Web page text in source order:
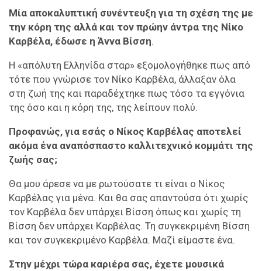
Μία αποκαλυπτική συνέντευξη για τη σχέση της με
την κόρη της αλλά και τον πρώην άντρα της Νίκο
Καρβέλα, έδωσε η Άννα Βίσση.
Η «απόλυτη Ελληνίδα σταρ» εξομολογήθηκε πως από
τότε που γνώρισε τον Νίκο Καρβέλα, άλλαξαν όλα
στη ζωή της και παραδέχτηκε πως τόσο τα εγγόνια
της όσο και η κόρη της, της λείπουν πολύ.
Προφανώς, για εσάς ο Νίκος Καρβέλας αποτελεί
ακόμα ένα αναπόσπαστο καλλιτεχνικό κομμάτι της
ζωής σας;
Θα μου άρεσε να με ρωτούσατε τι είναι ο Νίκος
Καρβέλας για μένα. Και θα σας απαντούσα ότι χωρίς
τον Καρβέλα δεν υπάρχει Βίσση όπως και χωρίς τη
Βίσση δεν υπάρχει Καρβέλας. Τη συγκεκριμένη Βίσση
και τον συγκεκριμένο Καρβέλα. Μαζί είμαστε ένα.
Στην μέχρι τώρα καριέρα σας, έχετε μουσικά